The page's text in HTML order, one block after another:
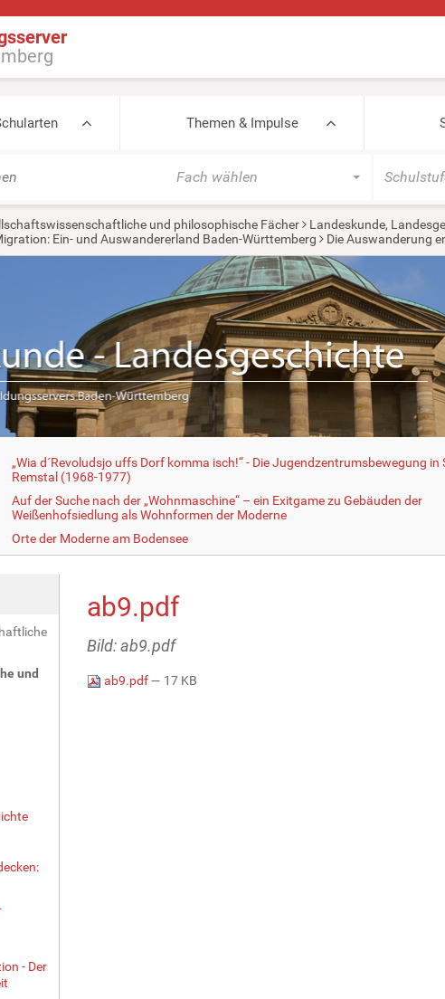
Themen & Impulse
Fach wählen
und philosophische Fächer Landeskunde,
Ein- und Auswandererland Baden-Württemberg Die Auswanderung
„Wia d´Revoludsjo uffs Dorf komma isch!“ - Die Jugendzentrumsbewegung in
Remstal (1968-1977)
Auf der Suche nach der „Wohnmaschine“ – ein Exitgame zu Gebäuden der
Weißenhofsiedlung als Wohnformen der Moderne
Orte der Moderne am Bodensee
und
- Der
ab9.pdf
Bild: ab9.pdf
ab9.pdf— 17 KB